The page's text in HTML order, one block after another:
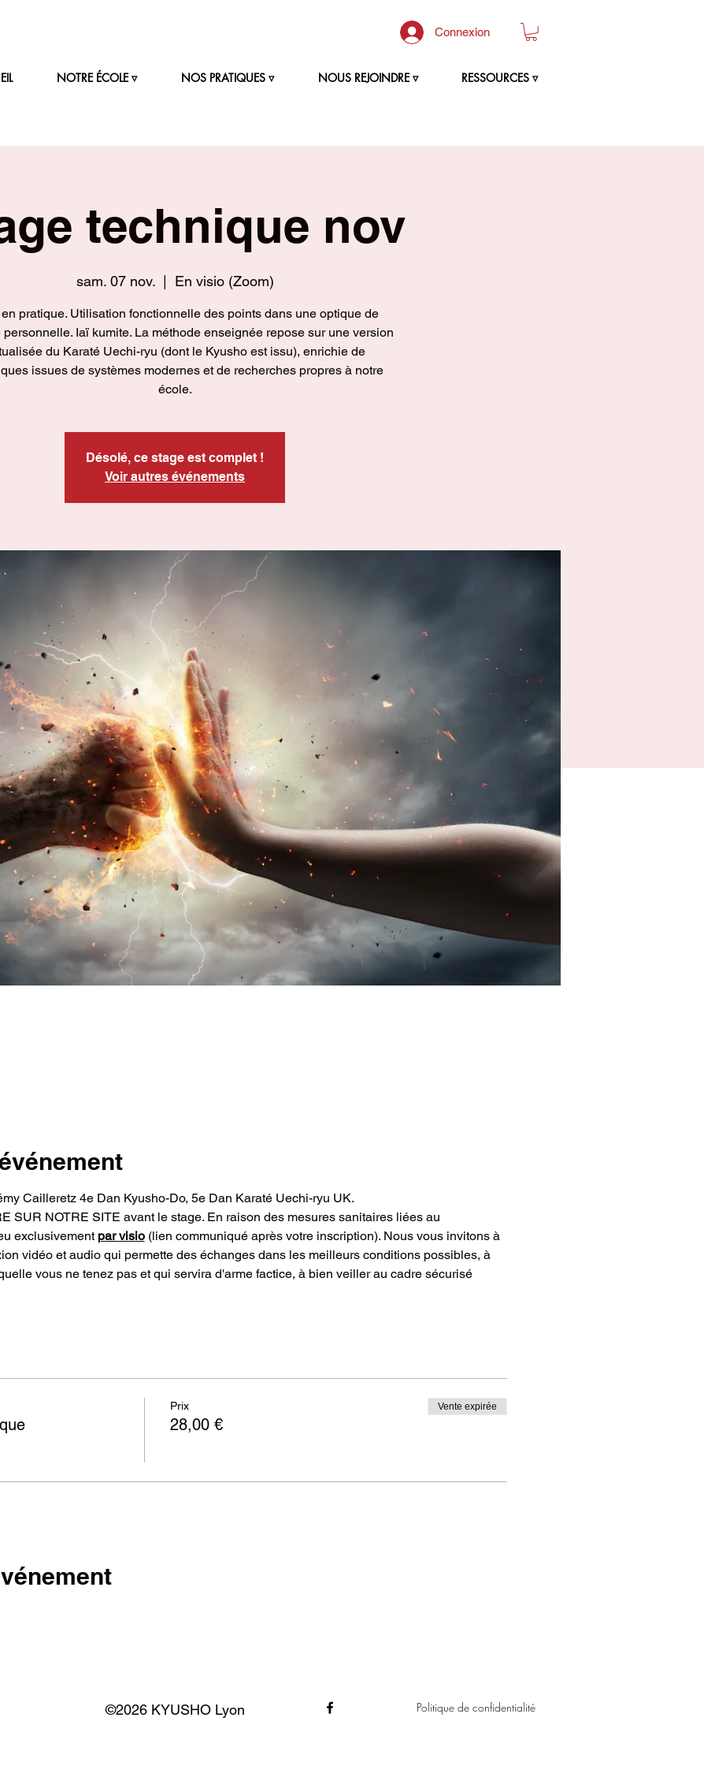
Connexion
NOTRE ÉCOLE ▿ NOS PRATIQUES ▿ NOUS REJOINDRE ▿ RESSOURCES ▿
technique nov
sam. 07 nov.
  |
En visio (Zoom)
pratique. Utilisation fonctionnelle des points dans une optique de
personnelle. Iaï kumite. La méthode enseignée repose sur une version
du Karaté Uechi-ryu (dont le Kyusho est issu), enrichie de
issues de systèmes modernes et de recherches propres à notre
école.
Désolé, ce stage est complet !
Voir autres événements
Cailleretz 4e Dan Kyusho-Do, 5e Dan Karaté Uechi-ryu UK.
SUR NOTRE SITE avant le stage. En raison des mesures sanitaires liées au
exclusivement par visio (lien communiqué après votre inscription). Nous vous invitons à
vidéo et audio qui permette des échanges dans les meilleurs conditions possibles, à
vous ne tenez pas et qui servira d'arme factice, à bien veiller au cadre sécurisé
Prix
28,00 €
Vente expirée
©2026 KYUSHO Lyon Politique de confidentialité